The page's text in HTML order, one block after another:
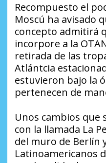
Recompuesto el
Moscú ha avisado
concepto admitirá
incorpore a la
retirada de las
Atlántcia
estuvieron bajo la
pertenecen de
Unos cambios que
con la llamada La
del muro de Berlín
Latinoamericanos